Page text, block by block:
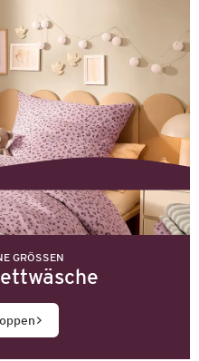
GRÖSSEN